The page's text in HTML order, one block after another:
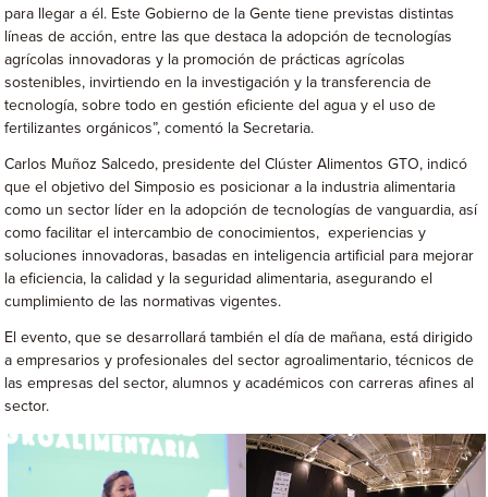
para llegar a él. Este Gobierno de la Gente tiene previstas distintas
líneas de acción, entre las que destaca la adopción de tecnologías
agrícolas innovadoras y la promoción de prácticas agrícolas
sostenibles, invirtiendo en la investigación y la transferencia de
tecnología, sobre todo en gestión eficiente del agua y el uso de
fertilizantes orgánicos”, comentó la Secretaria.
Carlos Muñoz Salcedo, presidente del Clúster Alimentos GTO, indicó
que el objetivo del Simposio es posicionar a la industria alimentaria
como un sector líder en la adopción de tecnologías de vanguardia, así
como facilitar el intercambio de conocimientos, experiencias y
soluciones innovadoras, basadas en inteligencia artificial para mejorar
la eficiencia, la calidad y la seguridad alimentaria, asegurando el
cumplimiento de las normativas vigentes.
El evento, que se desarrollará también el día de mañana, está dirigido
a empresarios y profesionales del sector agroalimentario, técnicos de
las empresas del sector, alumnos y académicos con carreras afines al
sector.